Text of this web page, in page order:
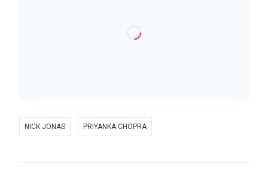
NICK JONAS PRIYANKA CHOPRA